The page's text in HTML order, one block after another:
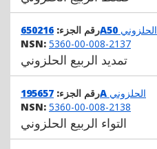
رقم الجزء:650216A50 الحلزوني
NSN: 5360-00-008-2137
تمديد الربيع الحلزوني
رقم الجزء:195657A الحلزوني
NSN: 5360-00-008-2138
التواء الربيع الحلزوني